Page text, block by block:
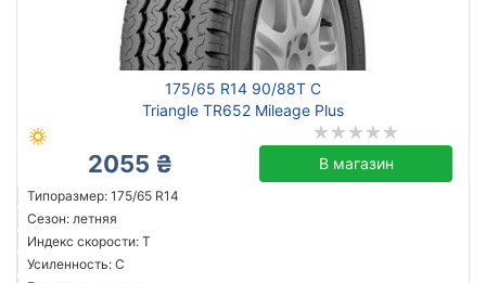
175/65 R14 90/88T C
Triangle TR652 Mileage Plus
2055 ₴ В магазин
Типоразмер: 175/65 R14
Сезон: летняя
Индекс скорости: T
Усиленность: C